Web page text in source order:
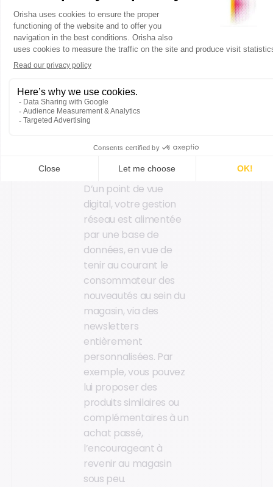
Où que soit votre
client, il retrouve des
offres unifiées sur
l’ensemble de vos
magasins en France.
carte fidélité lui
permet de bénéficier
des mêmes
D’un point de vue
digital, votre gestion
réseau est alimentée
par une base de
données, en vue de
tenir au courant le
consommateur des
nouveautés au sein du
magasin, via des
newsletters
entièrement
personnalisées. Par
exemple, vous pouvez
lui proposer des
produits similaires ou
complémentaires à un
achat passé,
l’encourageant à
revenir au magasin
sous peu.